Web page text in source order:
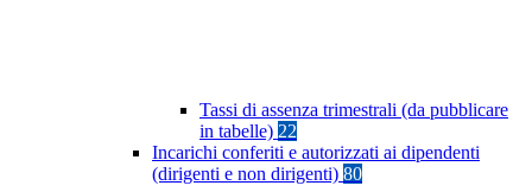
Tassi di assenza trimestrali (da pubblicare
in tabelle) 22
Incarichi conferiti e autorizzati ai dipendenti
(dirigenti e non dirigenti) 80